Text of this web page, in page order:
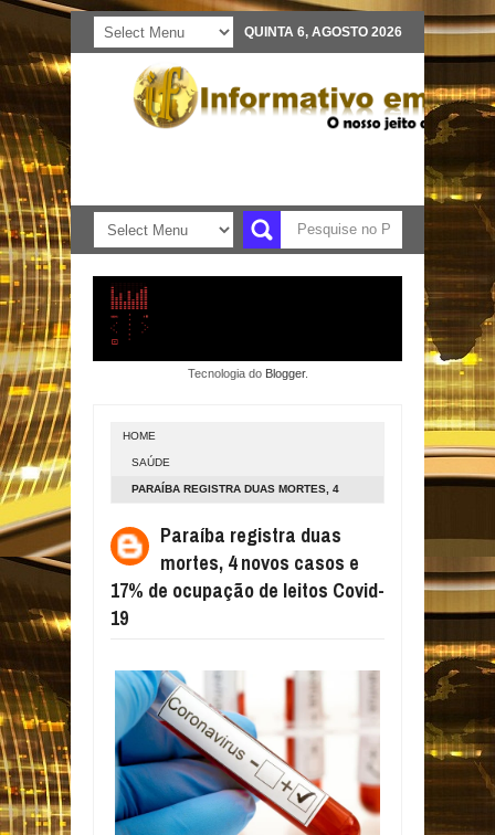
QUINTA 6, AGOSTO 2026
Tecnologia do Blogger.
HOME
SAÚDE
PARAÍBA REGISTRA DUAS MORTES, 4
LEITOS COVID-19
Paraíba registra duas
mortes, 4 novos casos e
17% de ocupação de leitos Covid-
19